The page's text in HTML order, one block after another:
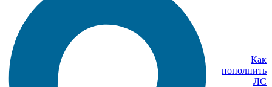
Как
пополнить
ЛС